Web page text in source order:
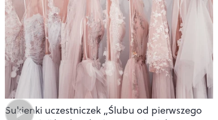
Sukienki uczestniczek „Ślubu od pierwszego